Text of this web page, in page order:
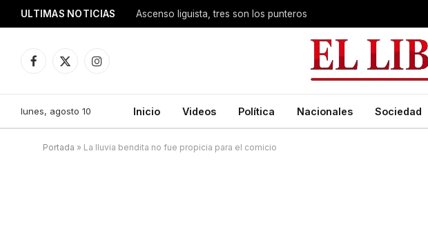
ULTIMAS NOTICIAS Ascenso liguista, tres son los punteros
Facebook
X
Instagram
lunes, agosto 10 Inicio Videos Política Nacionales Sociedad
Portada » La lluvia bendita no fue propicia para el comicio